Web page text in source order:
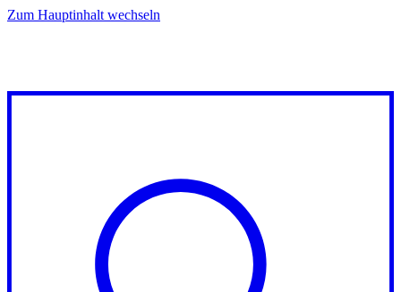
Zum Hauptinhalt wechseln